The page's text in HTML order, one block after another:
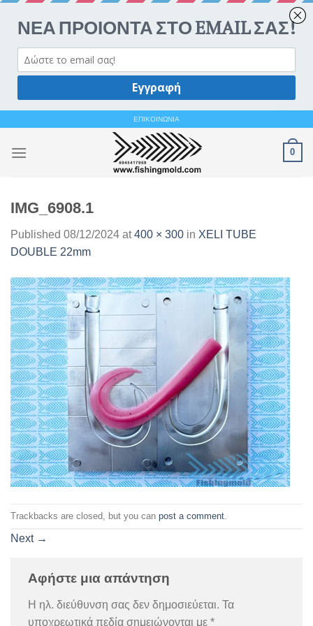
content
ΕΠΙΚΟΙΝΩΝΙΑ
0
IMG_6908.1
Published 08/12/2024 at400 × 300 in XELI TUBE
DOUBLE 22mm
Trackbacks are closed, but you can post a comment
Next →
Αφήστε μια απάντηση
Η ηλ. διεύθυνση σας δεν δημοσιεύεται. Τα
υποχρεωτικά πεδία σημειώνονται με *